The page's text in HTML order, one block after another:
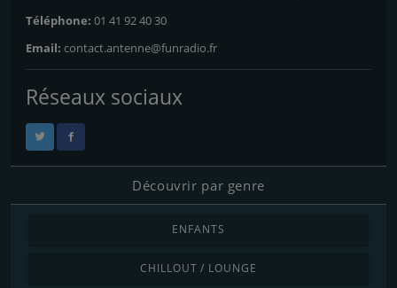
Téléphone: 01 41 92 40 30
Email: contact.antenne@funradio.fr
Réseaux sociaux
Découvrir par genre
ENFANTS
CHILLOUT / LOUNGE